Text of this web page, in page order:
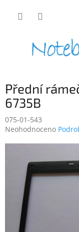
Přední
6735B
075-01-543
Průměrné
hvězdiček.
Neohodnoceno